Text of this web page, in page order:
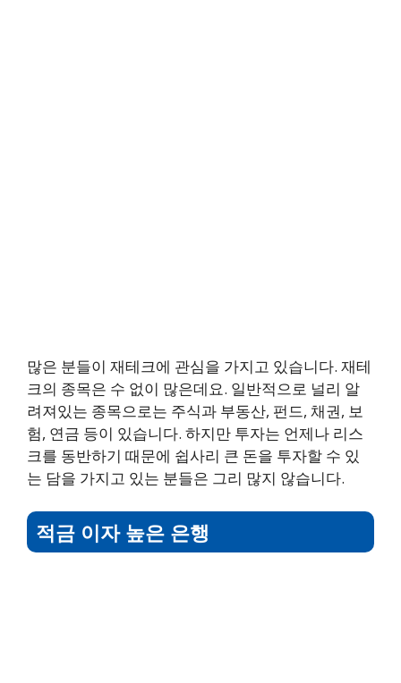
많은 분들이 재테크에 관심을 가지고 있습니다. 재테
크의 종목은 수 없이 많은데요. 일반적으로 널리 알
려져있는 종목으로는 주식과 부동산, 펀드, 채권, 보
험, 연금 등이 있습니다. 하지만 투자는 언제나 리스
크를 동반하기 때문에 쉽사리 큰 돈을 투자할 수 있
는 담을 가지고 있는 분들은 그리 많지 않습니다.
적금 이자 높은 은행